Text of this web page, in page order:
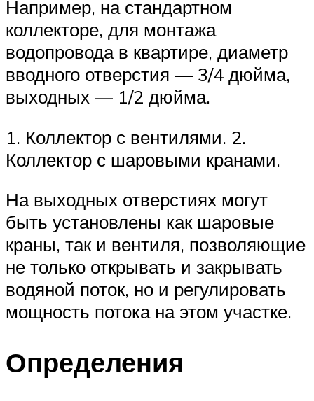
Например, на стандартном
коллекторе, для монтажа
водопровода в квартире, диаметр
вводного отверстия — 3/4 дюйма,
выходных — 1/2 дюйма.
1. Коллектор с вентилями. 2.
Коллектор с шаровыми кранами.
На выходных отверстиях могут
быть установлены как шаровые
краны, так и вентиля, позволяющие
не только открывать и закрывать
водяной поток, но и регулировать
мощность потока на этом участке.
Определения